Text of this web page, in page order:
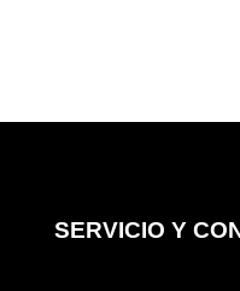
SERVICIO Y